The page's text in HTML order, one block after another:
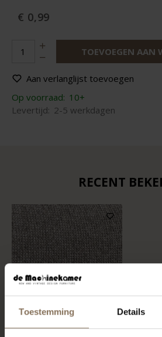
Toestemming Details
€ 0,99
TOEVOEGEN AAN
Aan verlanglijst toevoegen
Op voorraad: 10+
Levertijd: 2-5 werkdagen
RECENT